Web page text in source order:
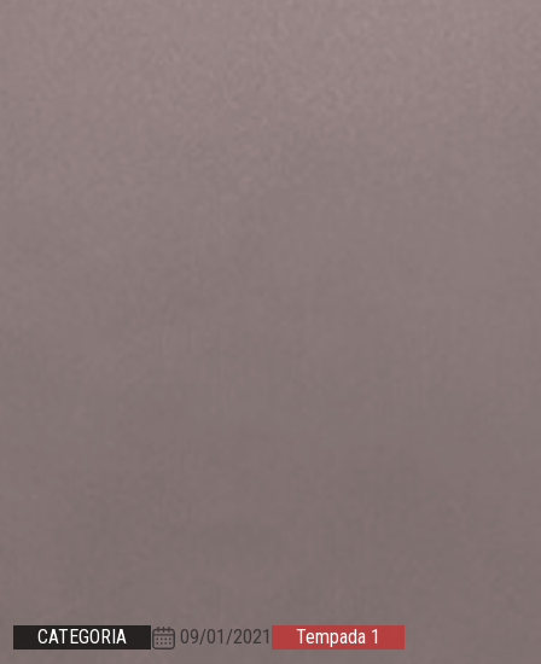
CATEGORIA 09/01/2021 Tempada 1